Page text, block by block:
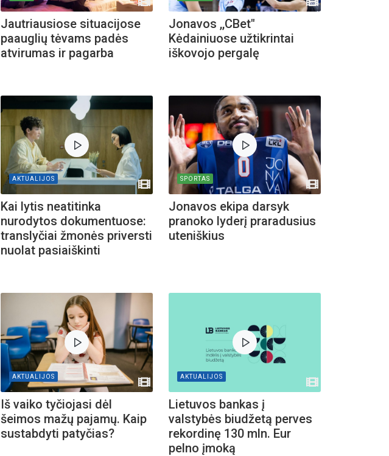
Jautriausiose situacijose
paauglių tėvams padės
atvirumas ir pagarba
Jonavos ,,CBet"
Kėdainiuose užtikrintai
iškovojo pergalę
AKTUALIJOS
Kai lytis neatitinka
nurodytos dokumentuose:
translyčiai žmonės priversti
nuolat pasiaiškinti
SPORTAS
Jonavos ekipa darsyk
pranoko lyderį praradusius
uteniškius
AKTUALIJOS
Iš vaiko tyčiojasi dėl
šeimos mažų pajamų. Kaip
sustabdyti patyčias?
AKTUALIJOS
Lietuvos bankas į
valstybės biudžetą perves
rekordinę 130 mln. Eur
pelno įmoką